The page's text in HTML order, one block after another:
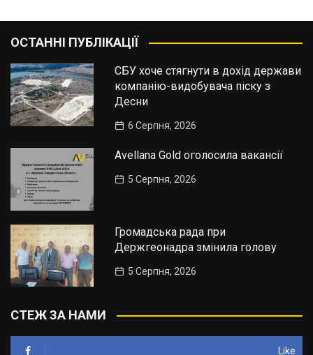
ОСТАННІ ПУБЛІКАЦІЇ
СБУ хоче стягнути в дохід держави
компанію-видобувача піску з
Десни
6 Серпня, 2026
Avellana Gold оголосила вакансії
5 Серпня, 2026
Громадська рада при
Держгеонадра змінила голову
5 Серпня, 2026
СТЕЖ ЗА НАМИ
Like